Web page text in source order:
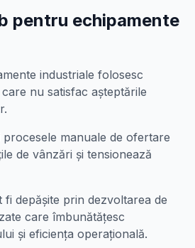
pentru echipamente
industriale folosesc
nu satisfac așteptările
procesele manuale de ofertare
de vânzări și tensionează
depășite prin dezvoltarea de
care îmbunătățesc
și eficiența operațională.